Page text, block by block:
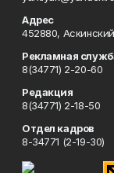
Адрес
452880,
Рекламная
8(34771) 2-20-60
Редакция
8(34771) 2-18-50
Отдел кадров
8-34771 (2-19-30)